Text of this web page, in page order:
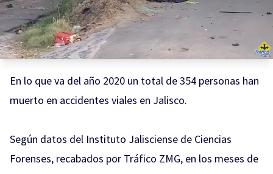
En lo que va del año 2020 un total de 354 personas han
muerto en accidentes viales en Jalisco.
Según datos del Instituto Jalisciense de Ciencias
Forenses, recabados por Tráfico ZMG, en los meses de